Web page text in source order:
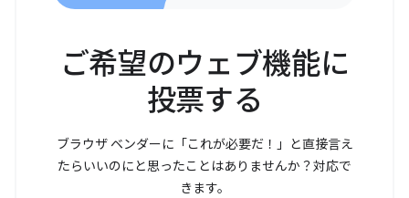
ご希望のウェブ機能に
投票する
ブラウザ ベンダーに「これが必要だ！」と直接言え
たらいいのにと思ったことはありませんか？対応で
きます。